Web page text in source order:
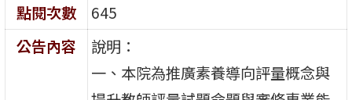
點閱次數
645
公告內容
說明：
一、本院為推廣素養導向評量概念與